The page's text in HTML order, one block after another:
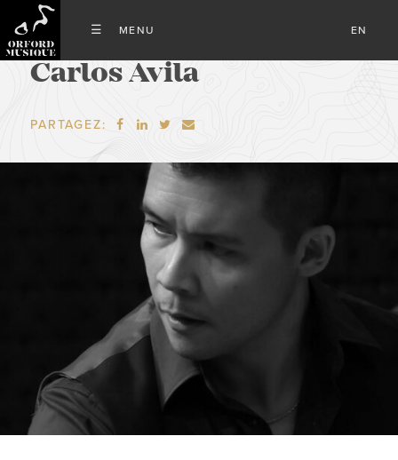
EN
Carlos Avila
PARTAGEZ:    